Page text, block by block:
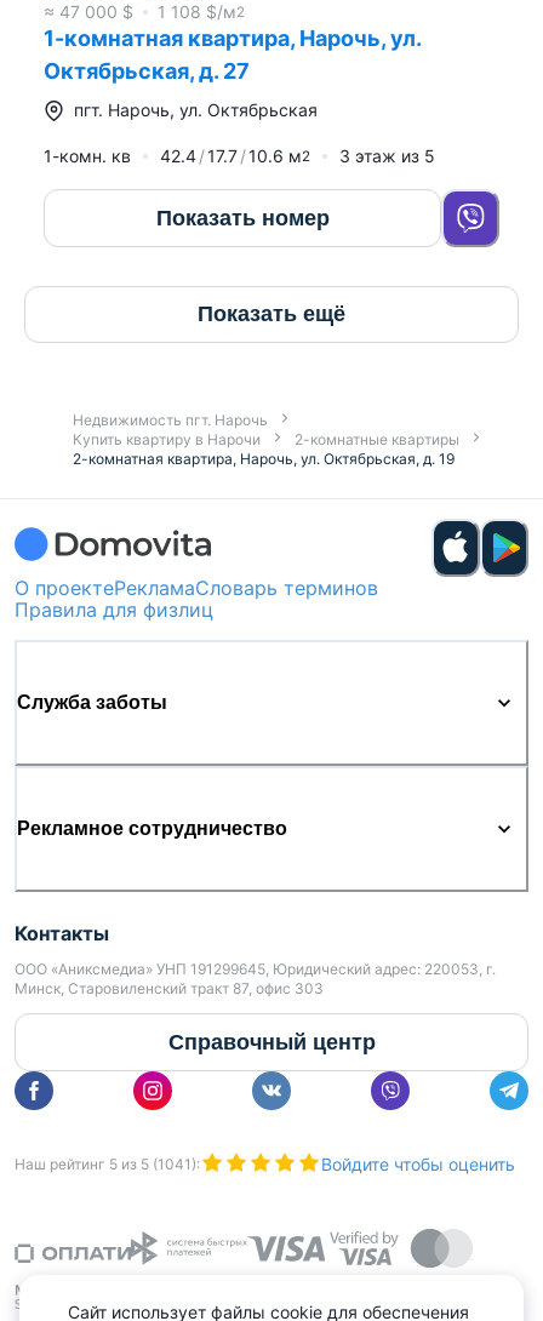
≈ 47 000 $ 1 108 $/м2
1-комнатная квартира, Нарочь, ул.
Октябрьская, д. 27
пгт. Нарочь, ул. Октябрьская
1-комн. кв 42.4 17.7 10.6 м2 3 этаж из 5
Показать номер
Показать ещё
Недвижимость пгт. Нарочь
Купить квартиру в Нарочи
2-комнатные квартиры
2-комнатная квартира, Нарочь, ул. Октябрьская, д. 19
О проектеРекламаСловарь терминов
Правила для физлиц
Служба заботы
Рекламное сотрудничество
Контакты
ООО «Аниксмедиа» УНП 191299645, Юридический адрес: 220053, г.
Минск, Старовиленский тракт 87, офис 303
Справочный центр
Наш рейтинг 5 из 5 (1041 ): Войдите чтобы оценить
Сайт использует файлы cookie для обеспечения